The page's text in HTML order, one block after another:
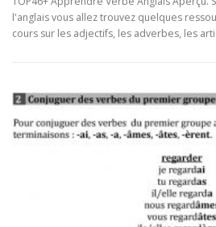
l'anglais vous allez trouvez quelques
cours sur les adjectifs, les adverbes, les